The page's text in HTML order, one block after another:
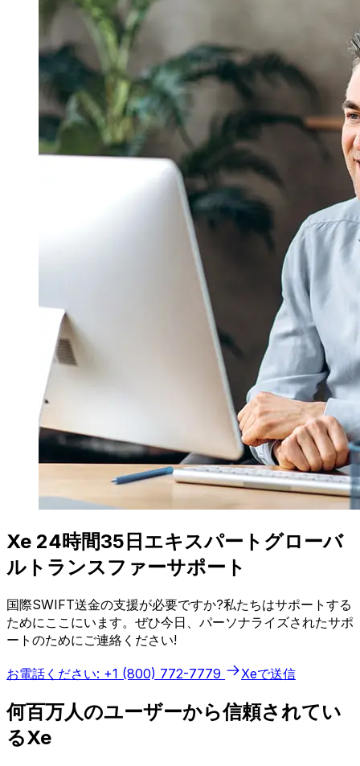
Xe 24時間35日エキスパートグローバ
ルトランスファーサポート
国際SWIFT送金の支援が必要ですか?私たちはサポートする
ためにここにいます。ぜひ今日、パーソナライズされたサポ
ートのためにご連絡ください!
お電話ください: +1 (800) 772-7779 Xeで送信
何百万人のユーザーから信頼されてい
るXe